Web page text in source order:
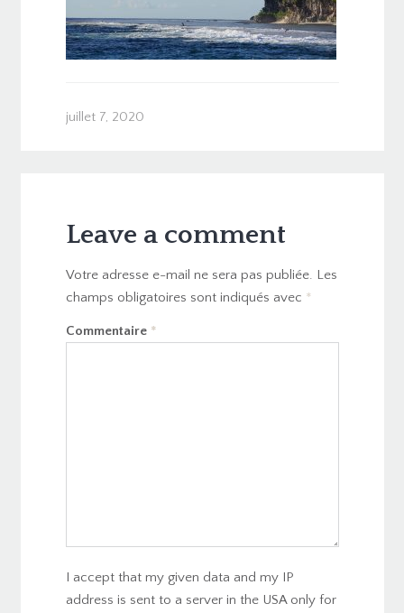
juillet 7, 2020
Leave a comment
Votre adresse e-mail ne sera pas publiée. Les
champs obligatoires sont indiqués avec *
Commentaire *
I accept that my given data and my IP
address is sent to a server in the USA only for